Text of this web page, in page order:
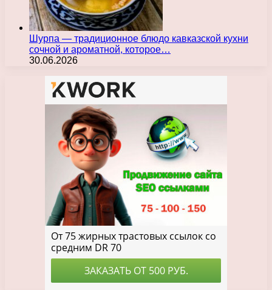
Шурпа — традиционное блюдо кавказской кухни
сочной и ароматной, которое…
30.06.2026